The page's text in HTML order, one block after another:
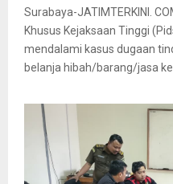
Surabaya-JATIMTERKINI.
Khusus Kejaksaan Tinggi
mendalami kasus dugaan
belanja hibah/barang/jasa